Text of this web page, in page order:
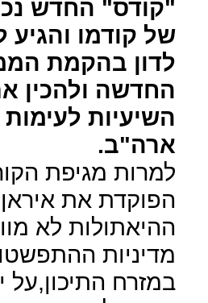
"קודס" החדש
של קודמו והגיע
לדון בהקמת
החדשה ולהכין
השיעיות
ארה"ב.
למרות מגיפת
הפוקדת את
ההיאתולות לא
מדיניות
במזרח התיכון,על